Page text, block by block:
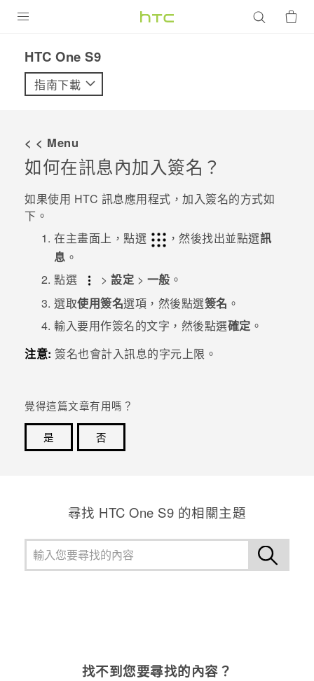
VIVE
配件
優惠專區
焦點訊息
校園專案
企業採購
銷售通路
支援服務
VIVELAND
HTC One S9‎
指南下載
< < Menu
如何在訊息內加入簽名？
如果使用 HTC 訊息應用程式，加入簽名的方式如
下。
在主畫面上，點選 ，然後找出並點選訊
息 。
點選
> 設定 > 一般 。
選取使用簽名選項，然後點選簽名 。
輸入要用作簽名的文字，然後點選確定 。
注意: 簽名也會計入訊息的字元上限。
覺得這篇文章有用嗎？
是
否
尋找 HTC One S9 的相關主題
找不到您要尋找的內容？